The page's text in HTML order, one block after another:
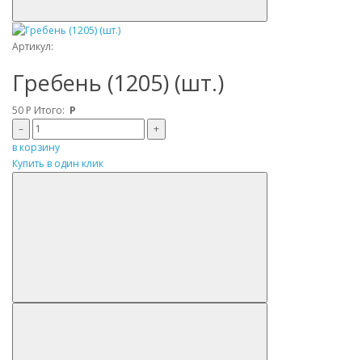
Артикул:
Гребень (1205) (шт.)
50 Р Итого: Р
–
+
в корзину
Купить в один клик